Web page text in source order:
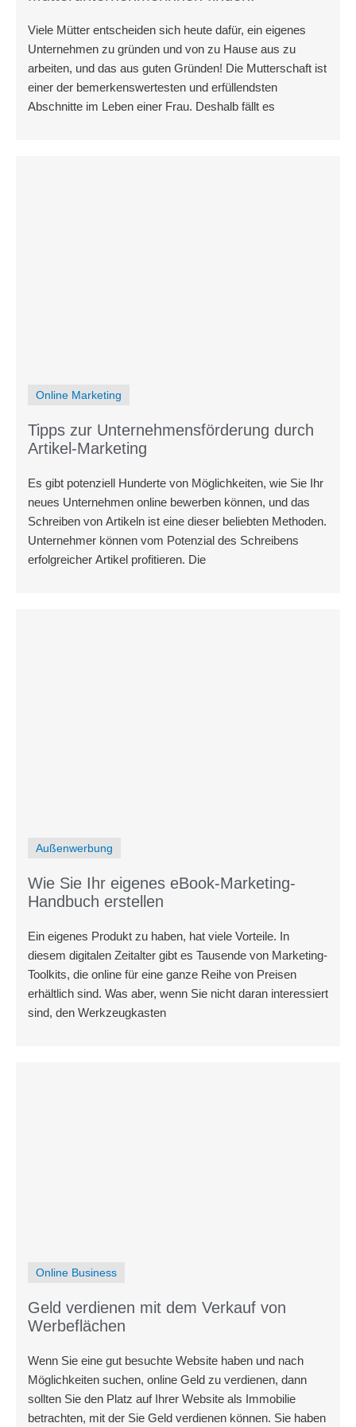
Viele Mütter entscheiden sich heute dafür, ein eigenes
Unternehmen zu gründen und von zu Hause aus zu
arbeiten, und das aus guten Gründen! Die Mutterschaft ist
einer der bemerkenswertesten und erfüllendsten
Abschnitte im Leben einer Frau. Deshalb fällt es
Online Marketing
Tipps zur Unternehmensförderung durch
Artikel-Marketing
Es gibt potenziell Hunderte von Möglichkeiten, wie Sie Ihr
neues Unternehmen online bewerben können, und das
Schreiben von Artikeln ist eine dieser beliebten Methoden.
Unternehmer können vom Potenzial des Schreibens
erfolgreicher Artikel profitieren. Die
Außenwerbung
Wie Sie Ihr eigenes eBook-Marketing-
Handbuch erstellen
Ein eigenes Produkt zu haben, hat viele Vorteile. In
diesem digitalen Zeitalter gibt es Tausende von Marketing-
Toolkits, die online für eine ganze Reihe von Preisen
erhältlich sind. Was aber, wenn Sie nicht daran interessiert
sind, den Werkzeugkasten
Online Business
Geld verdienen mit dem Verkauf von
Werbeflächen
Wenn Sie eine gut besuchte Website haben und nach
Möglichkeiten suchen, online Geld zu verdienen, dann
sollten Sie den Platz auf Ihrer Website als Immobilie
betrachten, mit der Sie Geld verdienen können. Sie haben